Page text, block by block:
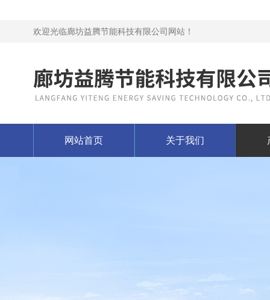
欢迎光临廊坊益腾节能科技有限公司网站！
网站首页 关于我们